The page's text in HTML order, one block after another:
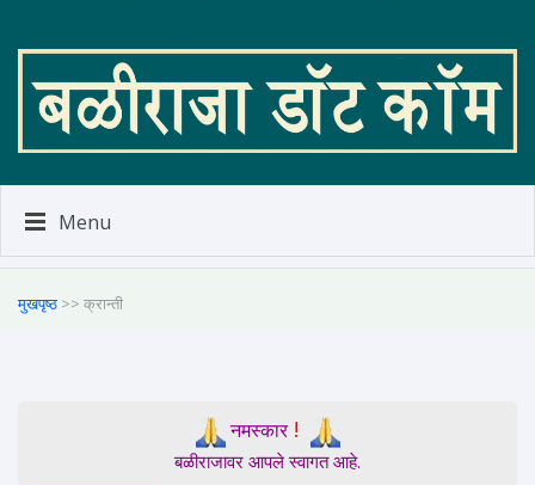
Menu
मुखपृष्ठ >> क्रान्ती
नमस्कार!
बळीराजावर आपले स्वागत आहे.